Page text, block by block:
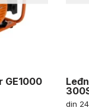
GE1000
din